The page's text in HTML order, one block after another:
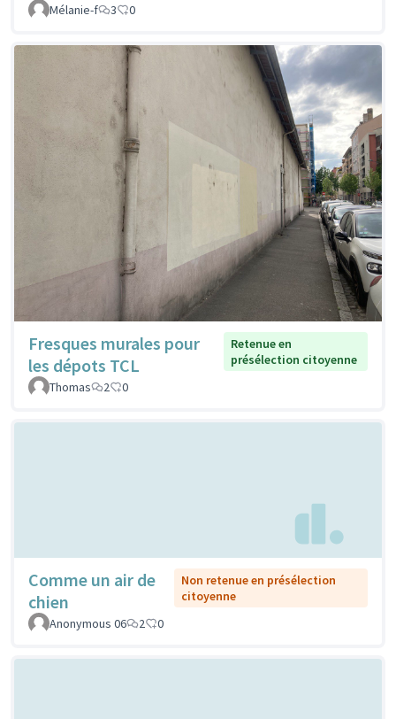
Mélanie-f
3 0
Fresques murales pour
les dépots TCL
Retenue en
présélection citoyenne
Thomas
2 0
Comme un air de
chien
Non retenue en présélection
citoyenne
Anonymous 06
2 0